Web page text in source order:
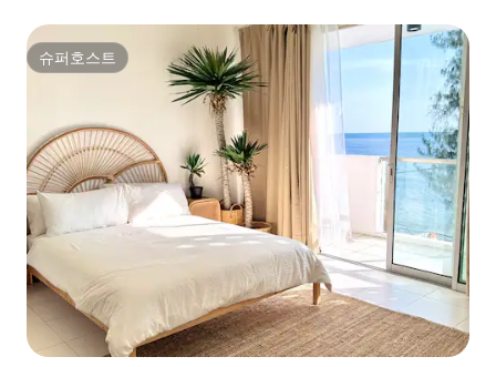
슈퍼호스트
슈퍼호스트